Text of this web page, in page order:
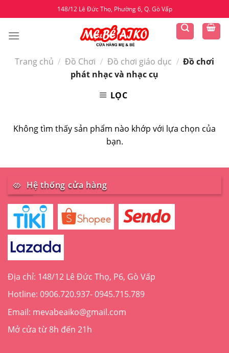
to
content
148/12 Lê Đức Thọ, Phường 6, Q. Gò Vấp
Trang chủ / Đồ Chơi / Đồ chơi giáo dục / Đồ chơi
phát nhạc và nhạc cụ
LỌC
Không tìm thấy sản phẩm nào khớp với lựa chọn của
bạn.
Hệ thống cửa hàng
Địa chỉ: 148/12 Lê Đức Thọ, P6, Gò Vấp
Hotline: 0906.720.937- 0945.715.789
Email: mevabeaiko@gmail.com
Mở cửa từ 8h đến 21h